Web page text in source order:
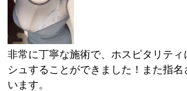
非常に丁寧な施術で、ホスピタリテ
シュすることができました！また指
います。